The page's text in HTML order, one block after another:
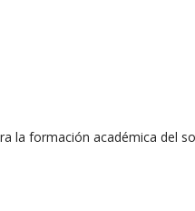
la formación académica del